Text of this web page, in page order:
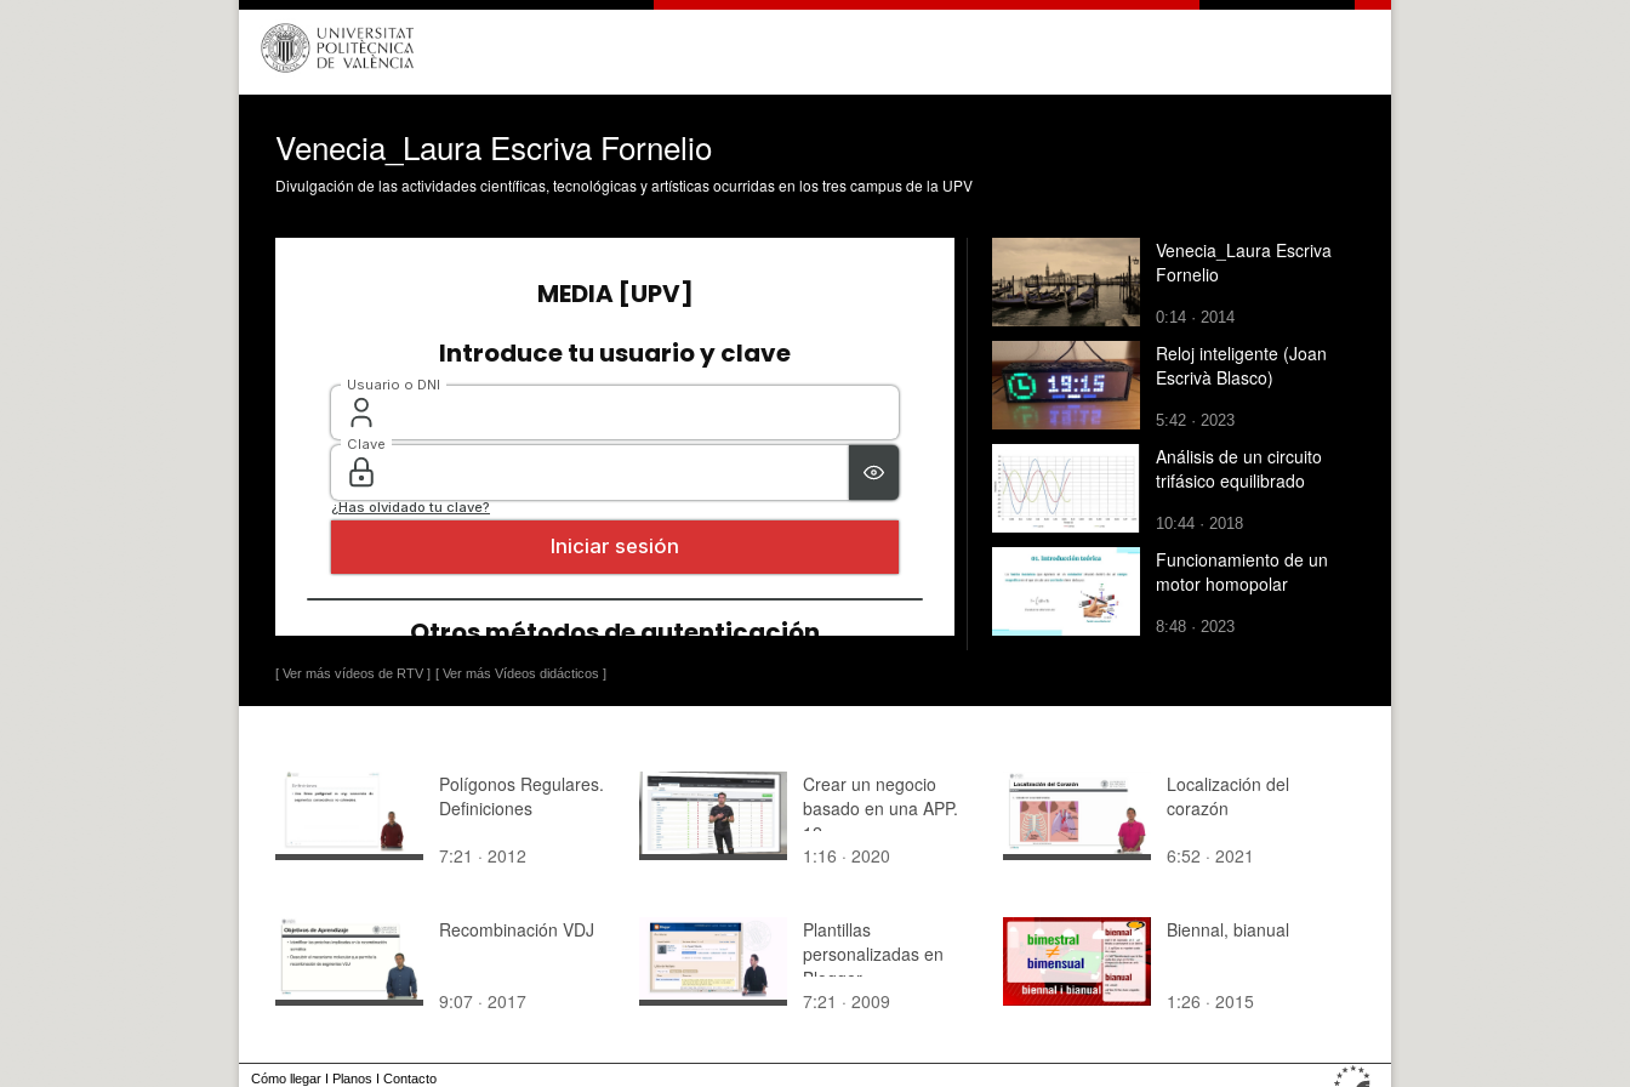
Venecia_Laura Escriva Fornelio
Divulgación de las actividades científicas, tecnológicas y artísticas ocurridas en los tres campus de la UPV
[ Ver más vídeos de RTV ] [ Ver más Vídeos didácticos ]
Venecia_Laura Escriva
Fornelio
0:14 · 2014
Reloj inteligente (Joan
Escrivà Blasco)
5:42 · 2023
Análisis de un circuito
trifásico equilibrado
10:44 · 2018
Funcionamiento de un
motor homopolar
8:48 · 2023
Polígonos Regulares.
Definiciones
7:21 · 2012
Crear un negocio
basado en una APP.
12
1:16 · 2020
Localización del
corazón
6:52 · 2021
Recombinación VDJ
9:07 · 2017
Plantillas
personalizadas en
Blogger
7:21 · 2009
Biennal, bianual
1:26 · 2015
Cómo llegar I Planos I Contacto